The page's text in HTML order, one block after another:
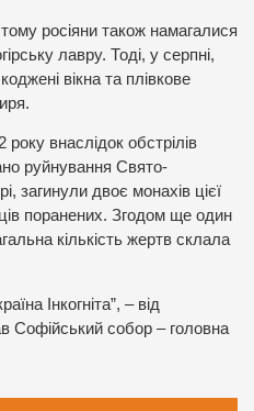
росіяни також намагалися
лавру. Тоді, у серпні,
вікна та плівкове
внаслідок обстрілів
руйнування Свято-
загинули двоє монахів цієї
поранених. Згодом ще один
кількість жертв склала
Інкогніта”, – від
Софійський собор – головна